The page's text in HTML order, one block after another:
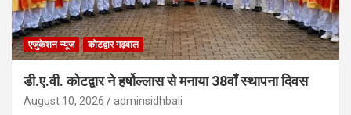
एजुकेशन न्‍यूज कोटद्वार गढ़वाल
डी.ए.वी. कोटद्वार ने हर्षोल्लास से मनाया 38वाँ स्थापना दिवस
August 10, 2026 adminsidhbali